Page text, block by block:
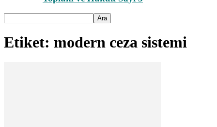
Etiket: modern ceza sistemi